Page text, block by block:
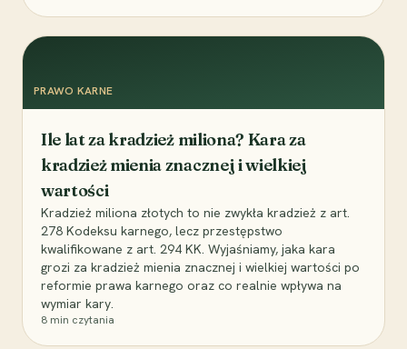
PRAWO KARNE
Ile lat za kradzież miliona? Kara za
kradzież mienia znacznej i wielkiej
wartości
Kradzież miliona złotych to nie zwykła kradzież z art.
278 Kodeksu karnego, lecz przestępstwo
kwalifikowane z art. 294 KK. Wyjaśniamy, jaka kara
grozi za kradzież mienia znacznej i wielkiej wartości po
reformie prawa karnego oraz co realnie wpływa na
wymiar kary.
8 min czytania